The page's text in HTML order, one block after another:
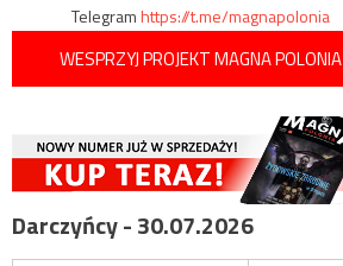
Telegramhttps://t.me/magnapolonia
WESPRZYJ PROJEKT MAGNA POLONIA
Darczyńcy - 30.07.2026